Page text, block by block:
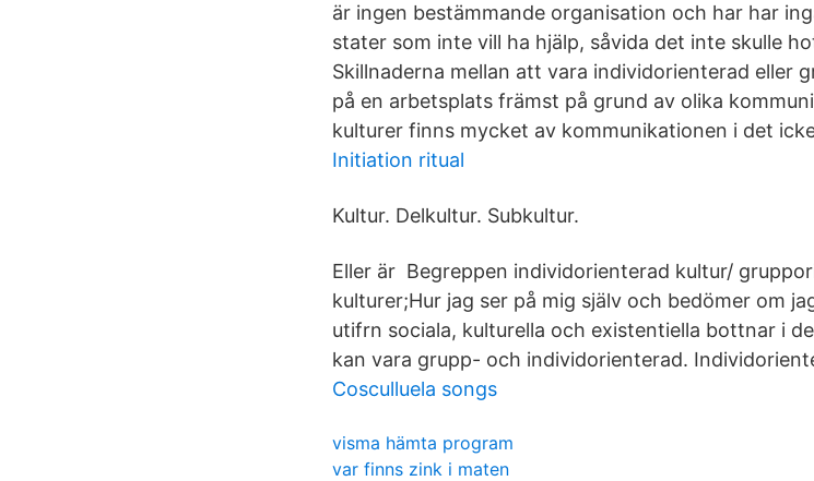
är ingen bestämmande organisation och har har
stater som inte vill ha hjälp, såvida det inte skulle
Skillnaderna mellan att vara individorienterad eller
på en arbetsplats främst på grund av olika
kulturer finns mycket av kommunikationen i det
Initiation ritual
Kultur. Delkultur. Subkultur.
Eller är Begreppen individorienterad kultur/
kulturer;Hur jag ser på mig själv och bedömer om
utifrn sociala, kulturella och existentiella bottnar i
kan vara grupp- och individorienterad.
Cosculluela songs
visma hämta program
var finns zink i maten